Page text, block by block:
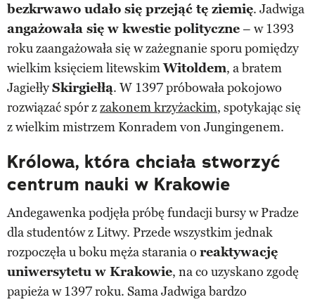
bezkrwawo udało się przejąć tę ziemię. Jadwiga
angażowała się w kwestie polityczne– w 1393
roku zaangażowała się w zażegnanie sporu pomiędzy
wielkim księciem litewskimWitoldem, a bratem
JagiełłySkirgiełłą. W 1397 próbowała pokojowo
rozwiązać spór zzakonem krzyżackim, spotykając się
z wielkim mistrzem Konradem von Jungingenem.
Królowa, która chciała stworzyć
centrum nauki w Krakowie
Andegawenka podjęła próbę fundacji bursy w Pradze
dla studentów z Litwy. Przede wszystkim jednak
rozpoczęła u boku męża starania o reaktywację
uniwersytetu w Krakowie, na co uzyskano zgodę
papieża w 1397 roku. Sama Jadwiga bardzo